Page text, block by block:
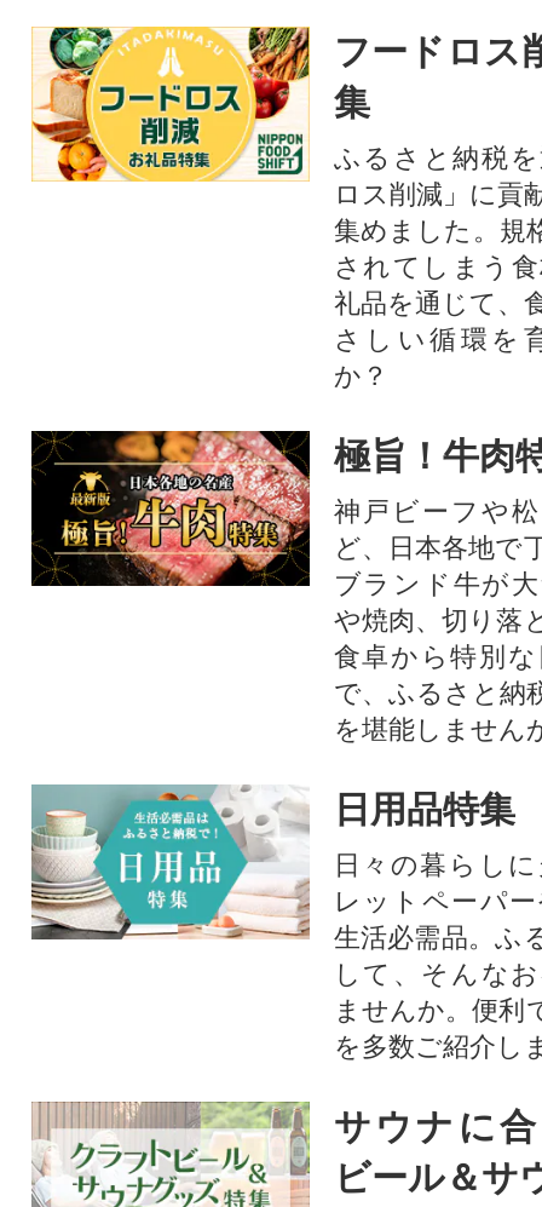
フードロス
集
ふるさと納税
ロス削減」に貢
集めました。規
されてしまう
礼品を通じて、
さしい循環を
か？​
極旨！牛肉
神戸ビーフや
ど、日本各地で
ブランド牛が
や焼肉、切り落
食卓から特別
で、ふるさと納
を堪能しません
日用品特集
日々の暮らし
レットペーパ
生活必需品。ふ
して、そんな
ませんか。便利
を多数ご紹介し
サウナに
ビール＆サ